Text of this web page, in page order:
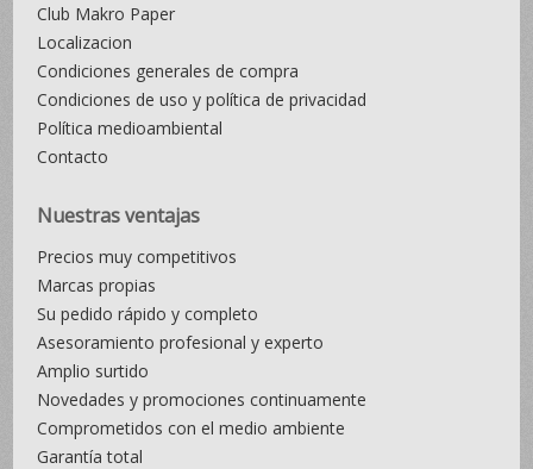
Club Makro Paper
Localizacion
Condiciones generales de compra
Condiciones de uso y política de privacidad
Política medioambiental
Contacto
Nuestras ventajas
Precios muy competitivos
Marcas propias
Su pedido rápido y completo
Asesoramiento profesional y experto
Amplio surtido
Novedades y promociones continuamente
Comprometidos con el medio ambiente
Garantía total